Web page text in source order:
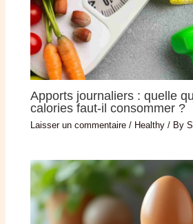
Apports journaliers : quelle
calories faut-il consommer ?
Laisser un commentaire / Healthy / By